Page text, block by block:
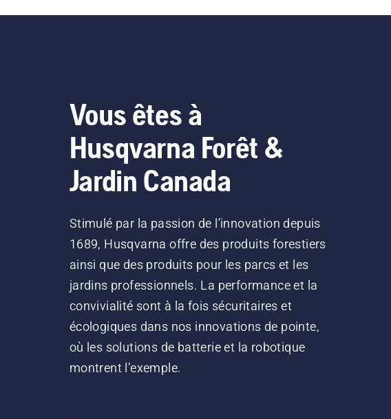
fonctionne correctement.
le moteur de la
centimètres du tronc d’un
arbre. L’huile sur le coffre
indique que le dispositif de
Vous êtes à
Husqvarna Forêt &
Jardin Canada
Stimulé par la passion de l’innovation depuis
1689, Husqvarna offre des produits forestiers
ainsi que des produits pour les parcs et les
jardins professionnels. La performance et la
convivialité sont à la fois sécuritaires et
écologiques dans nos innovations de pointe,
où les solutions de batterie et la robotique
montrent l’exemple.